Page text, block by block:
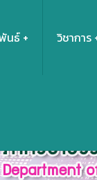
นธ์ วิชาการ